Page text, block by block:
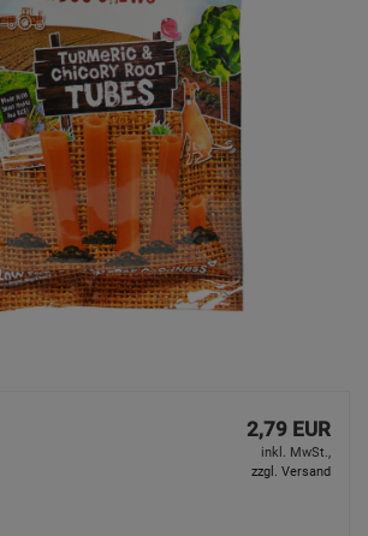
2,79 EUR
inkl. MwSt.,
zzgl. Versand